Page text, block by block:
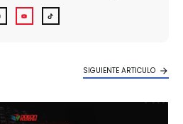
SIGUIENTE ARTICULO